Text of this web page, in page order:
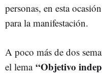
personas, en esta
para la manifestación.
A poco más de dos
el lema“Objetivo